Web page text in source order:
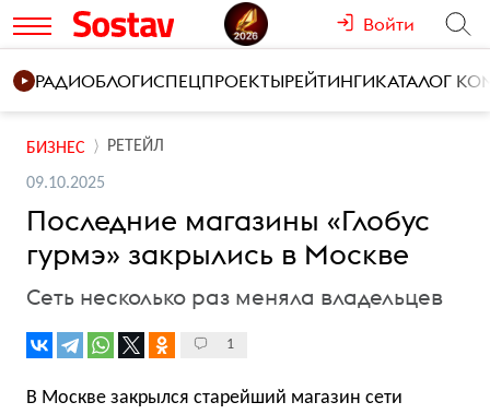
Войти
РАДИОБЛОГИСПЕЦПРОЕКТЫРЕЙТИНГИКАТАЛОГ
БИЗНЕС РЕТЕЙЛ
09.10.2025
Последние магазины «Глобус
гурмэ» закрылись в Москве
Сеть несколько раз меняла владельцев
1
В Москве закрылся старейший магазин сети